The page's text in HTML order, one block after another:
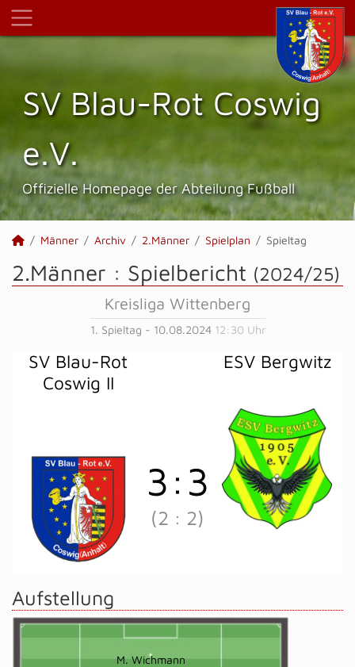
SV Blau-Rot Coswig
e.V.
Offizielle Homepage der Abteilung Fußball
Männer Archiv 2.Männer Spielplan Spieltag
2.Männer : Spielbericht (2024/25)
Kreisliga Wittenberg
1. Spieltag - 10.08.2024 12:30 Uhr
SV Blau-Rot
Coswig II
ESV Bergwitz
3 : 3
(2 : 2)
Aufstellung
M. Wichmann